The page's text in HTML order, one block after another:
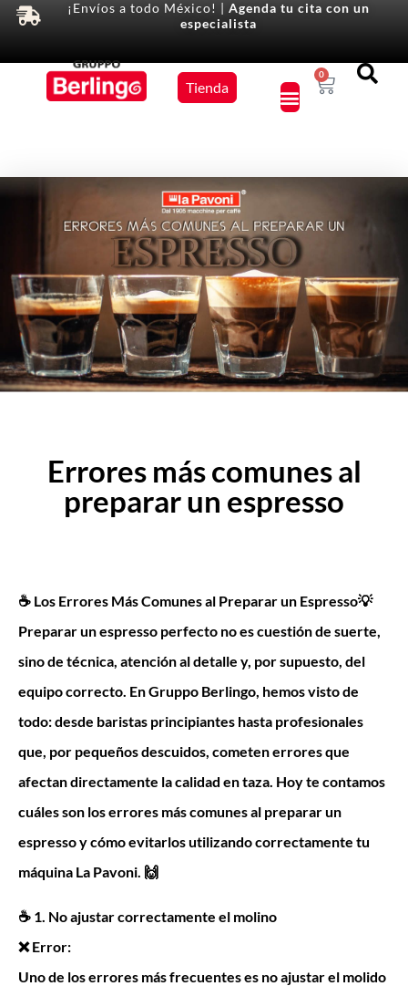
¡Envíos a todo México! | Agenda tu cita con un
especialista
Tienda
0
Errores más comunes al
preparar un espresso
☕ Los Errores Más Comunes al Preparar un Espresso💡
Preparar un espresso perfecto no es cuestión de suerte,
sino de técnica, atención al detalle y, por supuesto, del
equipo correcto. En Gruppo Berlingo, hemos visto de
todo: desde baristas principiantes hasta profesionales
que, por pequeños descuidos, cometen errores que
afectan directamente la calidad en taza. Hoy te contamos
cuáles son los errores más comunes al preparar un
espresso y cómo evitarlos utilizando correctamente tu
máquina La Pavoni. 🙌
☕ 1. No ajustar correctamente el molino
❌ Error:
Uno de los errores más frecuentes es no ajustar el molido